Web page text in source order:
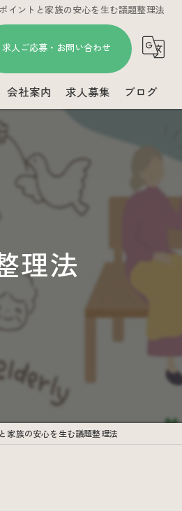
イントと家族の安心を生む議題整理法
求人ご応募・お問い合わせ
会社案内 求人募集 ブログ
理法
家族の安心を生む議題整理法